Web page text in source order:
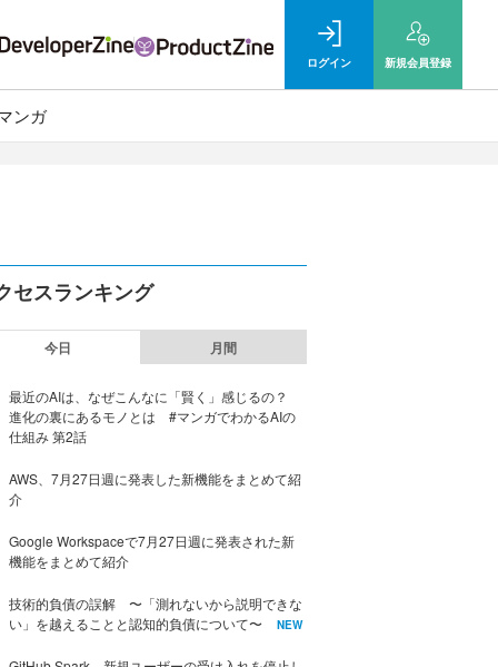
ログイン 新規会員登録
ンガ
セスランキング
今日 月間
最近のAIは、なぜこんなに「賢く」感じるの？
進化の裏にあるモノとは #マンガでわかるAIの
仕組み 第2話
AWS、7月27日週に発表した新機能をまとめて紹
介
Google Workspaceで7月27日週に発表された新
機能をまとめて紹介
技術的負債の誤解 〜「測れないから説明できな
い」を越えることと認知的負債について〜
NEW